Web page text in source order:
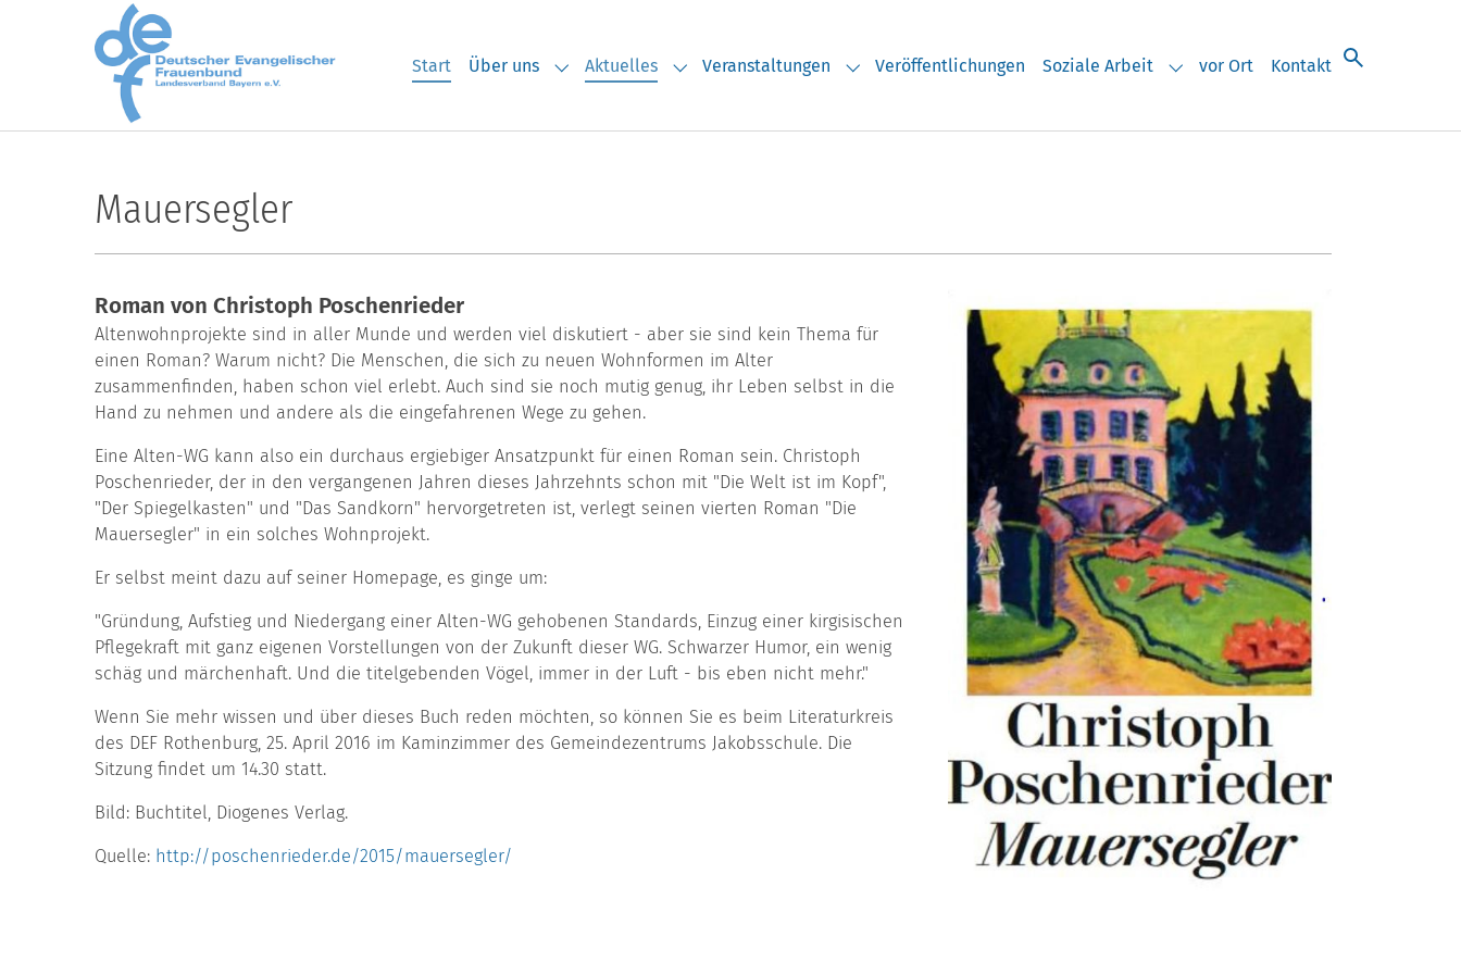
Skip to main content
Start Über uns
Submenu for "Über uns"
Aktuelles
Submenu for "Aktuelles"
Veranstaltungen
Submenu for "Veranstaltungen"
Veröffentlichungen Soziale Arbeit
Submenu for "Soziale Arbeit"
vor Ort Kontakt
Mauersegler
Roman von Christoph Poschenrieder
Altenwohnprojekte sind in aller Munde und werden viel diskutiert - aber sie sind kein Thema für
einen Roman? Warum nicht? Die Menschen, die sich zu neuen Wohnformen im Alter
zusammenfinden, haben schon viel erlebt. Auch sind sie noch mutig genug, ihr Leben selbst in die
Hand zu nehmen und andere als die eingefahrenen Wege zu gehen.
Eine Alten-WG kann also ein durchaus ergiebiger Ansatzpunkt für einen Roman sein. Christoph
Poschenrieder, der in den vergangenen Jahren dieses Jahrzehnts schon mit "Die Welt ist im Kopf",
"Der Spiegelkasten" und "Das Sandkorn" hervorgetreten ist, verlegt seinen vierten Roman "Die
Mauersegler" in ein solches Wohnprojekt.
Er selbst meint dazu auf seiner Homepage, es ginge um:
"Gründung, Aufstieg und Niedergang einer Alten-WG gehobenen Standards, Einzug einer kirgisischen
Pflegekraft mit ganz eigenen Vorstellungen von der Zukunft dieser WG. Schwarzer Humor, ein wenig
schäg und märchenhaft. Und die titelgebenden Vögel, immer in der Luft - bis eben nicht mehr."
Wenn Sie mehr wissen und über dieses Buch reden möchten, so können Sie es beim Literaturkreis
des DEF Rothenburg, 25. April 2016 im Kaminzimmer des Gemeindezentrums Jakobsschule. Die
Sitzung findet um 14.30 statt.
Bild: Buchtitel, Diogenes Verlag.
Quelle: http://poschenrieder.de/2015/mauersegler/